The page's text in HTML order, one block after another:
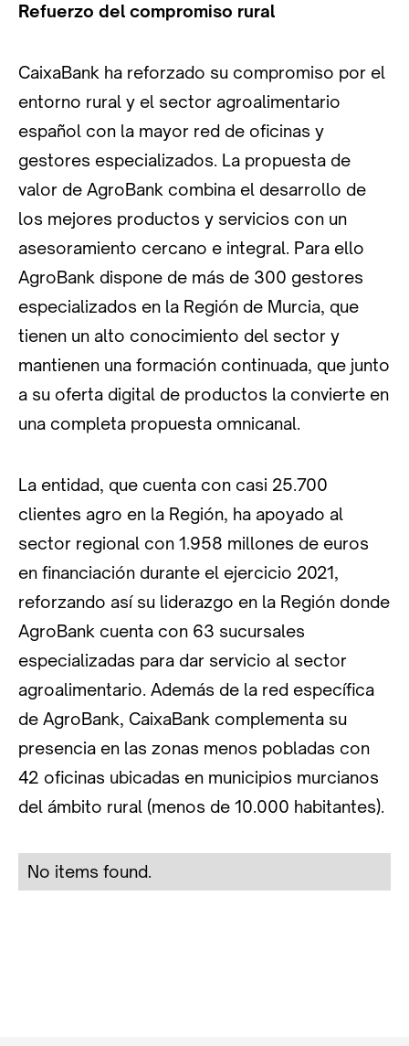
Refuerzo del compromiso rural
CaixaBank ha reforzado su compromiso por el
entorno rural y el sector agroalimentario
español con la mayor red de oficinas y
gestores especializados. La propuesta de
valor de AgroBank combina el desarrollo de
los mejores productos y servicios con un
asesoramiento cercano e integral. Para ello
AgroBank dispone de más de 300 gestores
especializados en la Región de Murcia, que
tienen un alto conocimiento del sector y
mantienen una formación continuada, que junto
a su oferta digital de productos la convierte en
una completa propuesta omnicanal.
La entidad, que cuenta con casi 25.700
clientes agro en la Región, ha apoyado al
sector regional con 1.958 millones de euros
en financiación durante el ejercicio 2021,
reforzando así su liderazgo en la Región donde
AgroBank cuenta con 63 sucursales
especializadas para dar servicio al sector
agroalimentario. Además de la red específica
de AgroBank, CaixaBank complementa su
presencia en las zonas menos pobladas con
42 oficinas ubicadas en municipios murcianos
del ámbito rural (menos de 10.000 habitantes).
No items found.